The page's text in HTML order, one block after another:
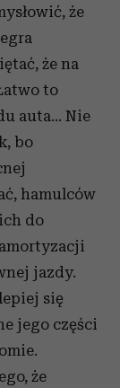
że
że na
to
auta… Nie
bo
hamulców
do
jazdy.
się
jego części
że